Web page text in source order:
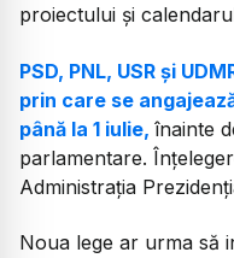
proiectului și
PSD, PNL, USR și
prin care se
până la 1 iulie, înainte
parlamentare.
Administrația
Noua lege ar urma să